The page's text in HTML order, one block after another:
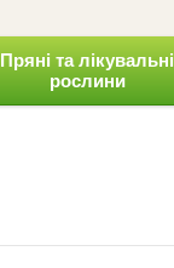
Пряні та лікувальні
рослини